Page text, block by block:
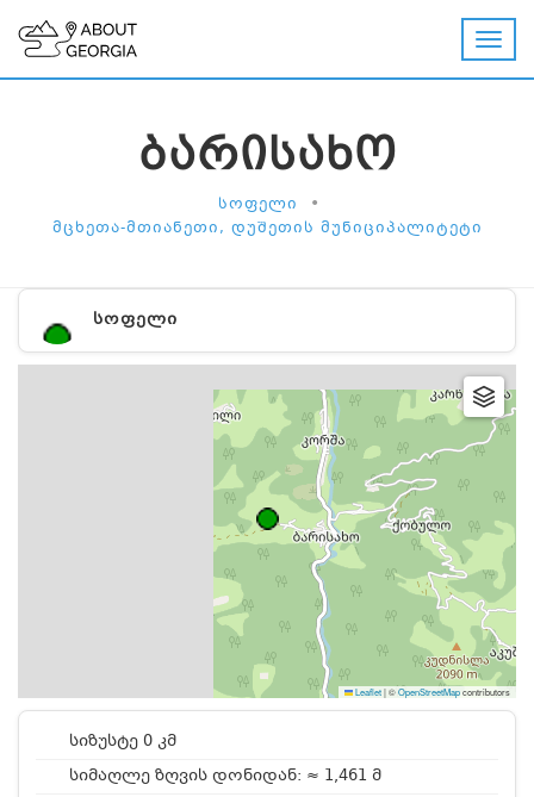
ᲑᲐᲠᲘᲡᲐᲮᲝ
ᲡᲝᲤᲔᲚᲘ •
ᲛᲪᲮᲔᲗᲐ-ᲛᲗᲘᲐᲜᲔᲗᲘ, ᲓᲣᲨᲔᲗᲘᲡ ᲛᲣᲜᲘᲪᲘᲞᲐᲚᲘᲢᲔᲢᲘ
ᲡᲝᲤᲔᲚᲘ
Leaflet|©OpenStreetMapcontributors
სიზუსტე 0 კმ
სიმაღლე ზღვის დონიდან: ≈ 1,461 მ